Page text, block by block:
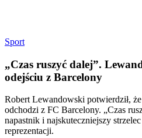
Sport
„Czas ruszyć dalej”.
odejściu z Barcelony
Robert Lewandowski potwierdził,
odchodzi z FC Barcelony. „Czas
napastnik i najskuteczniejszy
reprezentacji.